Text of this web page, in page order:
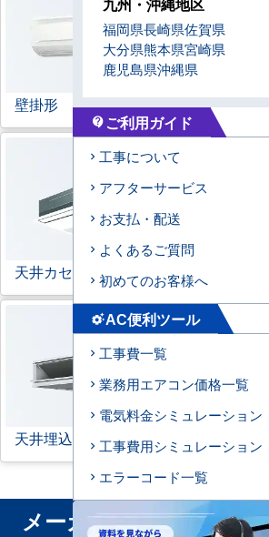
壁掛形 天井カ
天井カセット形 1方向 ビル
天井埋込ダクト形 天吊
メーカー から業務用エ
福岡県長崎県佐賀県
大分県熊本県宮崎県
鹿児島県沖縄県
contact_support ご利用ガイド
工事について
アフターサービス
お支払・配送
よくあるご質問
初めてのお客様へ
settings_suggestAC便利ツール
工事費一覧
業務用エアコン価格一覧
電気料金シミュレーション
工事費用シミュレーション
エラーコード一覧